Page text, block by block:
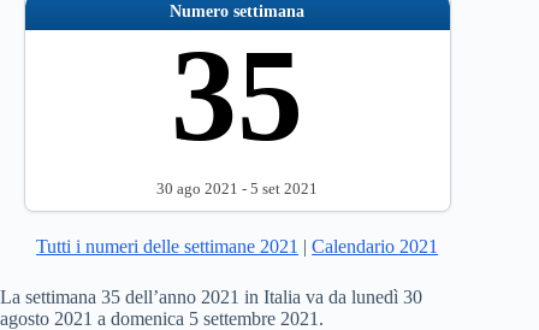
Numero settimana
35
30 ago 2021 - 5 set 2021
Tutti i numeri delle settimane 2021 |Calendario 2021
La settimana 35 dell’anno 2021 in Italia va da lunedì 30
agosto 2021 a domenica 5 settembre 2021.